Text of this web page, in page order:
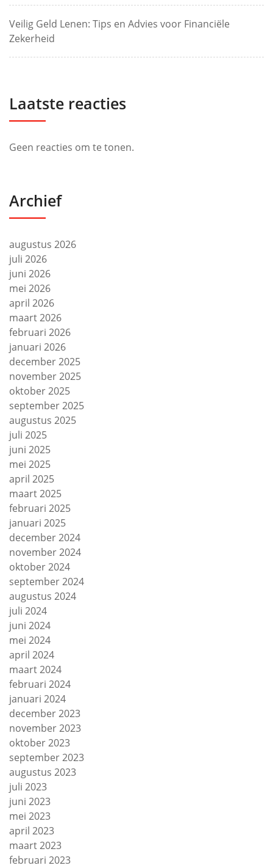
Veilig Geld Lenen: Tips en Advies voor Financiële
Zekerheid
Laatste reacties
Geen reacties om te tonen.
Archief
augustus 2026
juli 2026
juni 2026
mei 2026
april 2026
maart 2026
februari 2026
januari 2026
december 2025
november 2025
oktober 2025
september 2025
augustus 2025
juli 2025
juni 2025
mei 2025
april 2025
maart 2025
februari 2025
januari 2025
december 2024
november 2024
oktober 2024
september 2024
augustus 2024
juli 2024
juni 2024
mei 2024
april 2024
maart 2024
februari 2024
januari 2024
december 2023
november 2023
oktober 2023
september 2023
augustus 2023
juli 2023
juni 2023
mei 2023
april 2023
maart 2023
februari 2023